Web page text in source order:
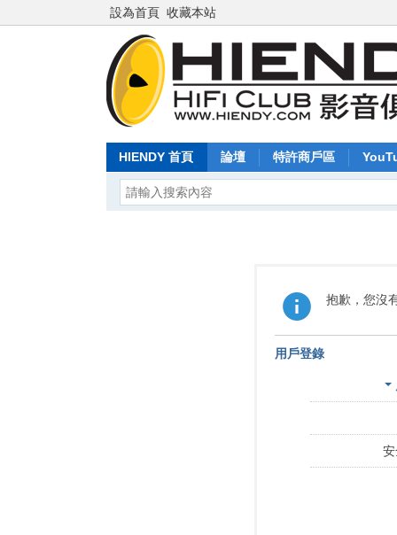
設為首頁 收藏本站
HIENDY 首頁 論壇 特許商戶區
抱歉，您沒
用戶登錄